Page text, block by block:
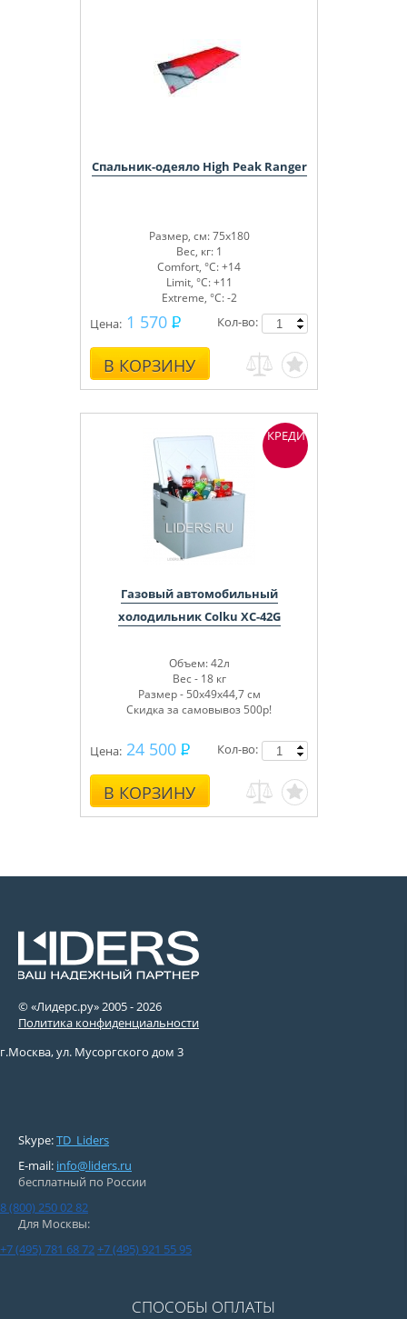
Спальник-одеяло High Peak Ranger
Размер, см: 75x180
Вес, кг: 1
Comfort, °С: +14
Limit, °С: +11
Extreme, °С: -2
Цена: 1 570
В КОРЗИНУ
Кол-во:
Газовый автомобильный
холодильник Colku XC-42G
Объем: 42л
Вес - 18 кг
Размер - 50х49х44,7 см
Скидка за самовывоз 500р!
Цена: 24 500
В КОРЗИНУ
Кол-во:
КРЕДИТ
© «Лидерс.ру» 2005 -2026
Политика конфиденциальности
г.Москва, ул. Мусоргского дом 3
Skype:TD_Liders
E-mail: info@liders.ru
бесплатный по России
8 (800) 250 02 82
Для Москвы:
+7 (495) 781 68 72+7 (495) 921 55 95
СПОСОБЫ ОПЛАТЫ